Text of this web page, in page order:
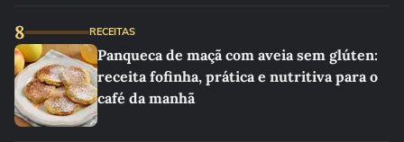
8 RECEITAS
Panqueca de maçã com aveia sem glúten:
receita fofinha, prática e nutritiva para o
café da manhã